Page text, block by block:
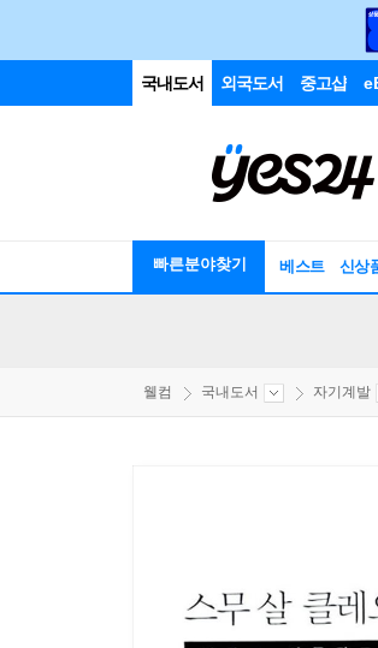
국내도서 외국도서 중고샵
빠른분야찾기 베스트 신상
웰컴 국내도서 자기계발